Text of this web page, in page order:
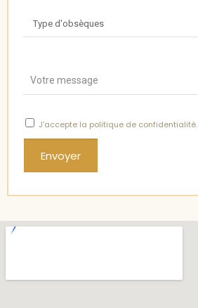
J'acceptela politique de confidentialité.
Envoyer